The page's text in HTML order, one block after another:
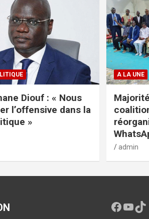
Diouf : « Nous
l’offensive dans la
»
A LA UNE
admin